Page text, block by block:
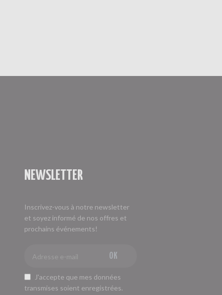
NEWSLETTER
Inscrivez-vous à notre newsletter
et soyez informé de nos offres et
prochains événements!
OK
J'accepte que mes données
transmises soient enregistrées.